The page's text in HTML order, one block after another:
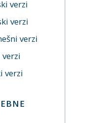
verzi
verzi
verzi
verzi
verzi